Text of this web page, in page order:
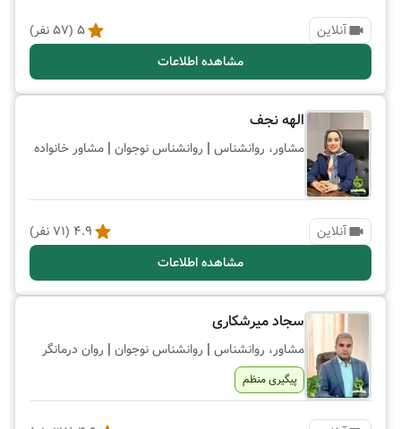
آنلاین 5
(
57نفر)
مشاهده اطلاعات
الهه نجف
مشاور، روانشناس | روانشناس نوجوان | مشاور خانواده
آنلاین 4.9
(
71 نفر)
مشاهده اطلاعات
سجاد میرشکاری
مشاور، روانشناس | روانشناس نوجوان | روان درمانگر
پیگیری منظم